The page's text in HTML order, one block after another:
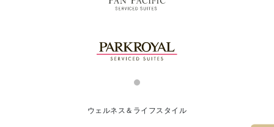
ウェルネス＆ライフスタイル